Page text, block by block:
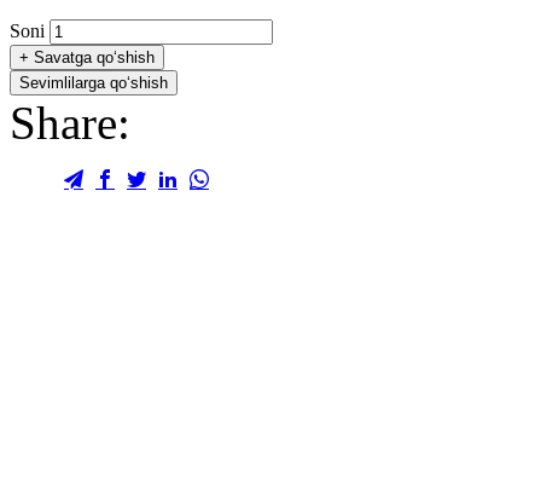
Soni
+ Savatga qo‘shish
Sevimlilarga qo‘shish
Share: